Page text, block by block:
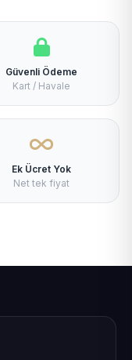
Güvenli Ödeme
Kart / Havale
Ek Ücret Yok
Net tek fiyat